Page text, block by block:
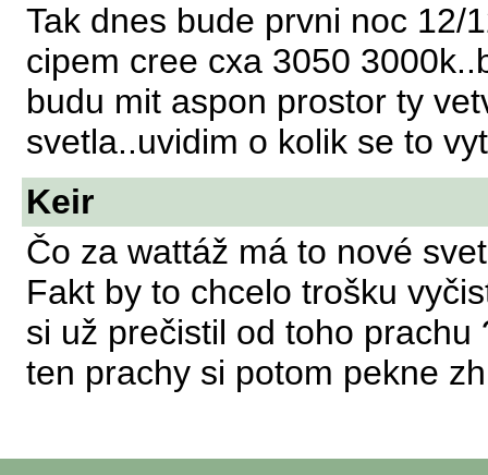
Tak dnes bude prvni noc 12/
cipem cree cxa 3050
budu mit aspon prostor ty
svetla..uvidim o kolik se to
Keir
Čo za wattáž má to nové
Fakt by to chcelo trošku
si už prečistil od toho
ten prachy si potom pekne